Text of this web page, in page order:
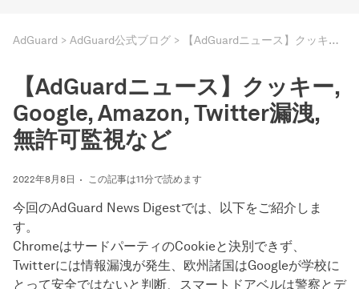
AdGuard AdGuard公式ブログ 【AdGuardニュース】クッキー, Google, Amazon, Twitter漏洩, 無許可監視など
【AdGuardニュース】クッキー,
Google, Amazon, Twitter漏洩,
無許可監視など
2022年8月8日 この記事は11分で読めます
今回のAdGuard News Digestでは、以下をご紹介しま
す。
ChromeはサードパーティのCookieと決別できず、
Twitterには情報漏洩が発生、欧州諸国はGoogleが学校に
とって安全ではないと判断、スマートドアベルは警察とデ